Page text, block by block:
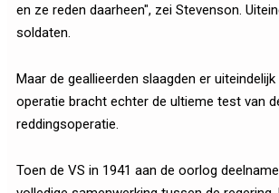
en ze reden daarheen", zei Stevenson.
soldaten.
Maar de geallieerden slaagden er
operatie bracht echter de ultieme test van
reddingsoperatie.
Toen de VS in 1941 aan de oorlog